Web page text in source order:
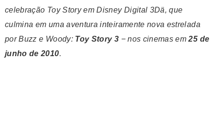
celebração Toy Story em Disney Digital 3Dä, que
culmina em uma aventura inteiramente nova estrelada
por Buzz e Woody: Toy Story 3 − nos cinemas em25 de
junho de 2010.